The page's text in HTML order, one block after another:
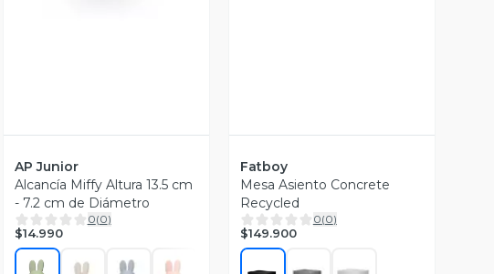
AP Junior
Alcancía Miffy Altura 13.5 cm
- 7.2 cm de Diámetro
0(0)
$14.990
Fatboy
Mesa Asiento Concrete
Recycled
0(0)
$149.900